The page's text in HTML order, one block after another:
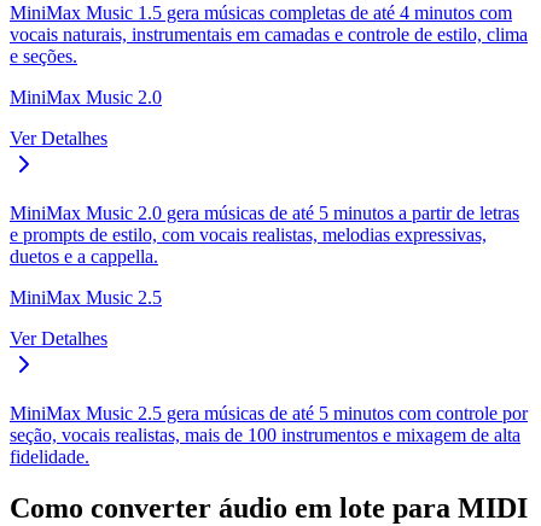
MiniMax Music 1.5 gera músicas completas de até 4 minutos com
vocais naturais, instrumentais em camadas e controle de estilo, clima
e seções.
MiniMax Music 2.0
Ver Detalhes
MiniMax Music 2.0 gera músicas de até 5 minutos a partir de letras
e prompts de estilo, com vocais realistas, melodias expressivas,
duetos e a cappella.
MiniMax Music 2.5
Ver Detalhes
MiniMax Music 2.5 gera músicas de até 5 minutos com controle por
seção, vocais realistas, mais de 100 instrumentos e mixagem de alta
fidelidade.
Como converter áudio em lote para MIDI